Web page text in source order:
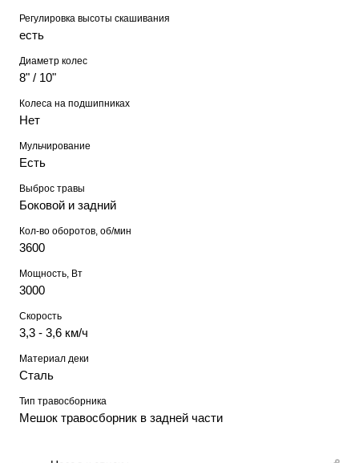
Регулировка высоты скашивания
есть
Диаметр колес
8" / 10"
Колеса на подшипниках
Нет
Мульчирование
Есть
Выброс травы
Боковой и задний
Кол-во оборотов, об/мин
3600
Мощность, Вт
3000
Скорость
3,3 - 3,6 км/ч
Материал деки
Сталь
Тип травосборника
Мешок травосборник в задней части